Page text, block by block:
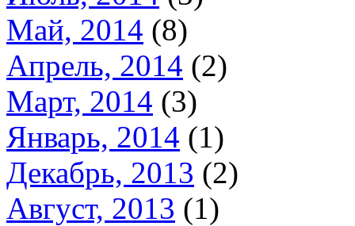
Май, 2014 (8)
Апрель, 2014 (2)
Март, 2014 (3)
Январь, 2014 (1)
Декабрь, 2013 (2)
Август, 2013 (1)